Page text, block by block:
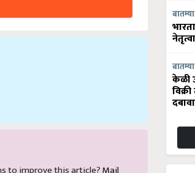
to improve this article?Mail
बातम्या
बातम्या
केळी